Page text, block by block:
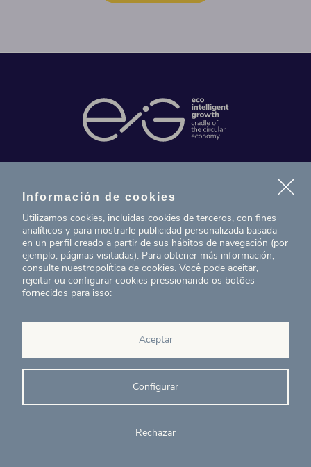
Proyectos
T. (+34) 934 199 080
eig@ecointelligentgrowth.net
Eco Intelligent Growth
Carretera de Rubí 102, 2a
Barcelona(España)
© Eco Intelligent Growth 2020
Información de cookies
Utilizamos cookies, incluidas cookies de terceros, con fines
analíticos y para mostrarle publicidad personalizada basada
en un perfil creado a partir de sus hábitos de navegación (por
ejemplo, páginas visitadas). Para obtener más información,
consulte nuestropolítica de cookies. Você pode aceitar,
rejeitar ou configurar cookies pressionando os botões
fornecidos para isso:
Aceptar
Configurar
Rechazar